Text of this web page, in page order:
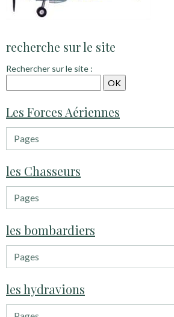
recherche sur le site
Rechercher sur le site :
Les Forces Aériennes
les Chasseurs
les bombardiers
les hydravions